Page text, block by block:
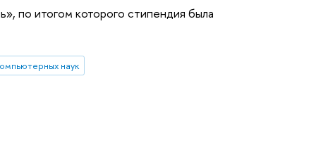
по итогом которого стипендия была
наук